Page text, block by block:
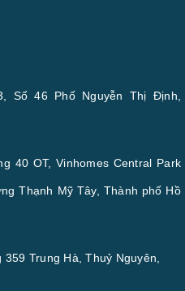
Số 46 Phố Nguyễn Thị Định,
40 OT, Vinhomes Central Park
Thạnh Mỹ Tây, Thành phố Hồ
Trung Hà, Thuỷ Nguyên,